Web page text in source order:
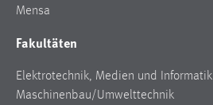
Mensa
Fakultäten
Elektrotechnik, Medien und Informatik
Maschinenbau/Umwelttechnik